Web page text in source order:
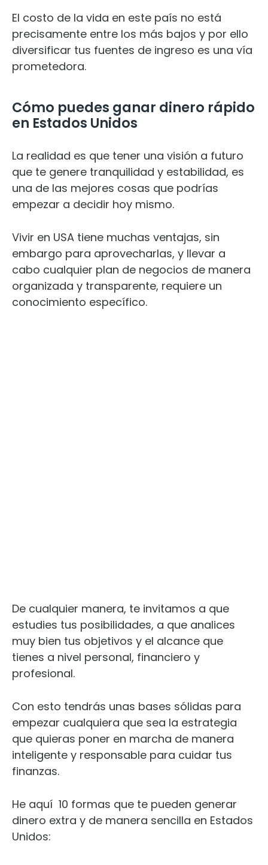
El costo de la vida en este país no está
precisamente entre los más bajos y por ello
diversificar tus fuentes de ingreso es una vía
prometedora.
Cómo puedes ganar dinero rápido
en Estados Unidos
La realidad es que tener una visión a futuro
que te genere tranquilidad y estabilidad, es
una de las mejores cosas que podrías
empezar a decidir hoy mismo.
Vivir en USA tiene muchas ventajas, sin
embargo para aprovecharlas, y llevar a
cabo cualquier plan de negocios de manera
organizada y transparente, requiere un
conocimiento específico.
De cualquier manera, te invitamos a que
estudies tus posibilidades, a que analices
muy bien tus objetivos y el alcance que
tienes a nivel personal, financiero y
profesional.
Con esto tendrás unas bases sólidas para
empezar cualquiera que sea la estrategia
que quieras poner en marcha de manera
inteligente y responsable para cuidar tus
finanzas.
He aquí 10 formas que te pueden generar
dinero extra y de manera sencilla en Estados
Unidos: